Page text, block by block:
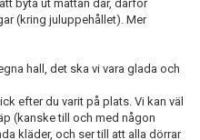
byta ut mattan där, därför
(kring juluppehållet). Mer
hall, det ska vi vara glada och
efter du varit på plats. Vi kan väl
(kanske till och med någon
kläder, och ser till att alla dörrar